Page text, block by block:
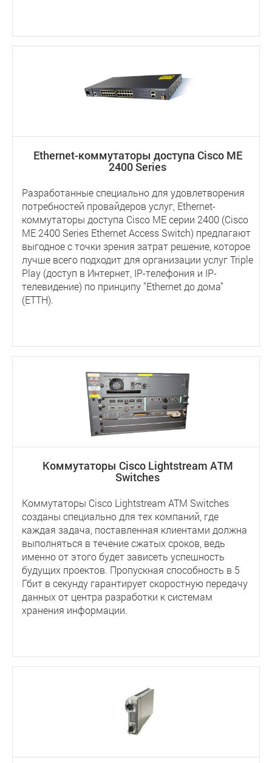
Ethernet-коммутаторы доступа Cisco ME
2400 Series
Разработанные специально для удовлетворения
потребностей провайдеров услуг, Ethernet-
коммутаторы доступа Cisco ME серии 2400 (Cisco
ME 2400 Series Ethernet Access Switch) предлагают
выгодное с точки зрения затрат решение, которое
лучше всего подходит для организации услуг Triple
Play (доступ в Интернет, IP-телефония и IP-
телевидение) по принципу "Ethernet до дома"
(ETTH).
Коммутаторы Cisco Lightstream ATM
Switches
Коммутаторы Cisco Lightstream ATM Switches
созданы специально для тех компаний, где
каждая задача, поставленная клиентами должна
выполняться в течение сжатых сроков, ведь
именно от этого будет зависеть успешность
будущих проектов. Пропускная способность в 5
Гбит в секунду гарантирует скоростную передачу
данных от центра разработки к системам
хранения информации.